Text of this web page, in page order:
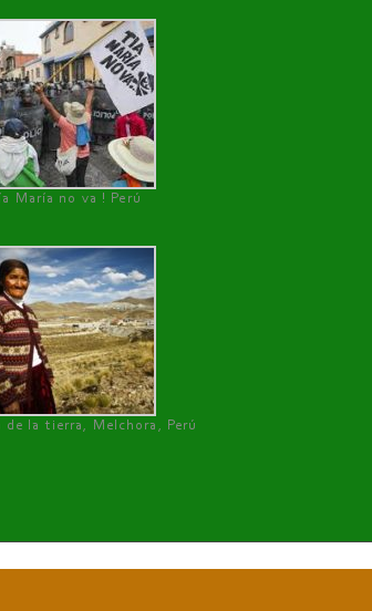
María no va ! Perú
de la tierra, Melchora, Perú